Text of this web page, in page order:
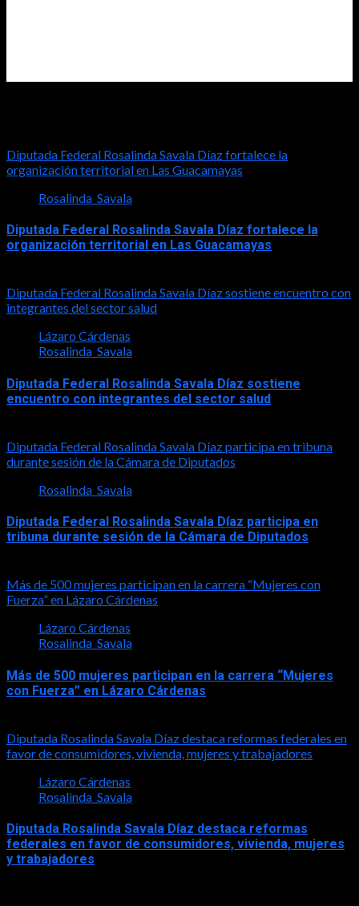
Diputada Federal Rosalinda Savala Díaz fortalece la
organización territorial en Las Guacamayas
Rosalinda_Savala
Diputada Federal Rosalinda Savala Díaz fortalece la
organización territorial en Las Guacamayas
Diputada Federal Rosalinda Savala Díaz sostiene encuentro con
integrantes del sector salud
Lázaro Cárdenas
Rosalinda_Savala
Diputada Federal Rosalinda Savala Díaz sostiene
encuentro con integrantes del sector salud
Diputada Federal Rosalinda Savala Díaz participa en tribuna
durante sesión de la Cámara de Diputados
Rosalinda_Savala
Diputada Federal Rosalinda Savala Díaz participa en
tribuna durante sesión de la Cámara de Diputados
Más de 500 mujeres participan en la carrera “Mujeres con
Fuerza” en Lázaro Cárdenas
Lázaro Cárdenas
Rosalinda_Savala
Más de 500 mujeres participan en la carrera “Mujeres
con Fuerza” en Lázaro Cárdenas
Diputada Rosalinda Savala Díaz destaca reformas federales en
favor de consumidores, vivienda, mujeres y trabajadores
Lázaro Cárdenas
Rosalinda_Savala
Diputada Rosalinda Savala Díaz destaca reformas
federales en favor de consumidores, vivienda, mujeres
y trabajadores